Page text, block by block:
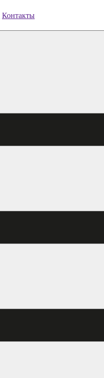
Контакты